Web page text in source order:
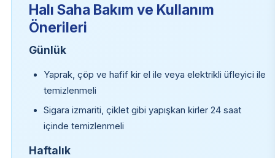
Halı Saha Bakım ve Kullanım
Önerileri
Günlük
Yaprak, çöp ve hafif kir el ile veya elektrikli üfleyici ile
temizlenmeli
Sigara izmariti, çiklet gibi yapışkan kirler 24 saat
içinde temizlenmeli
Haftalık